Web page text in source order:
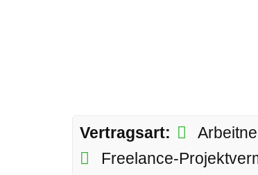
Vertragsart:
Freelance-